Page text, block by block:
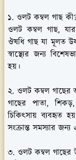
১. ওলট কম্বল গাছ
ওলট কম্বল গাছ,
ঔষধি গাছ যা মূলত
স্বাস্থ্যের জন্য
হয়।
২. ওলট কম্বল গাছের
গাছের পাতা,
চিকিৎসায় ব্যবহৃত
সংক্রান্ত সমস্যার জন্য
৩. ওলট কম্বল গাছের